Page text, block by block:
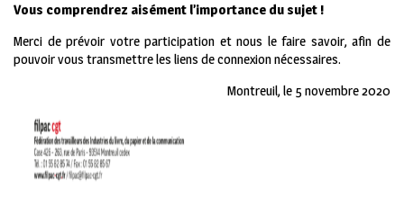
Vous comprendrez aisément l’importance du sujet !
Merci de prévoir votre participation et nous le faire savoir, afin de
pouvoir vous transmettre les liens de connexion nécessaires.
Montreuil, le 5 novembre 2020